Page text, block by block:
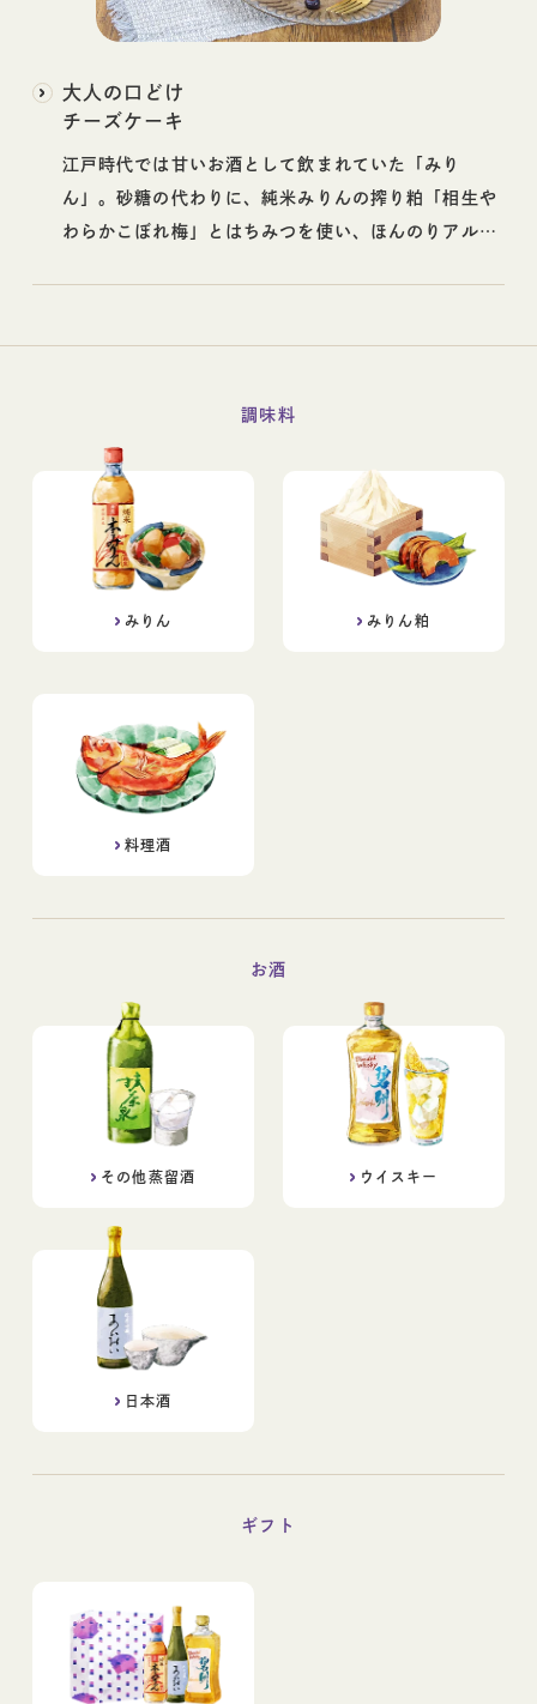
大人の口どけ
チーズケーキ
江戸時代では甘いお酒として飲まれていた「みり
ん」。砂糖の代わりに、純米みりんの搾り粕「相生や
わらかこぼれ梅」とはちみつを使い、ほんのりアルコ
調味料
みりん みりん粕
料理酒
お酒
その他蒸留酒 ウイスキー
日本酒
ギフト